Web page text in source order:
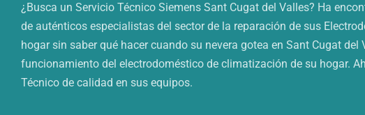
¿Busca un Servicio Técnico Siemens Sant Cugat del Valles? Ha
de auténticos especialistas del sector de la reparación de sus
hogar sin saber qué hacer cuando su nevera gotea en Sant Cugat
funcionamiento del electrodoméstico de climatización de su hogar.
Técnico de calidad en sus equipos.